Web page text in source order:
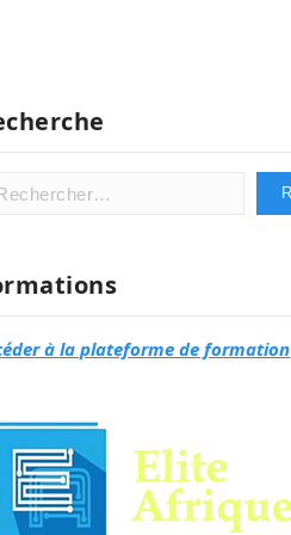
:
à la plateforme de formation